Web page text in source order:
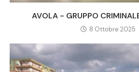
AVOLA - GRUPPO
8 Ottobre 2025